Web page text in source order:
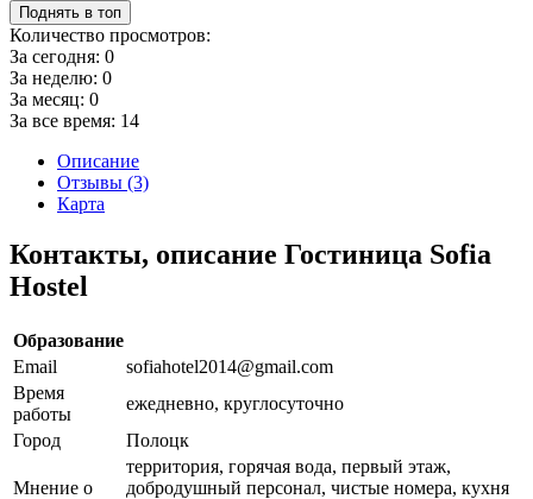
Поднять в топ
Количество просмотров:
За сегодня: 0
За неделю: 0
За месяц: 0
За все время: 14
Описание
Отзывы (3)
Карта
Контакты, описание Гостиница Sofia
Hostel
Образование
Email
sofiahotel2014@gmail.com
Время
работы
ежедневно, круглосуточно
Город
Полоцк
Мнение о
территория, горячая вода, первый этаж,
добродушный персонал, чистые номера, кухня